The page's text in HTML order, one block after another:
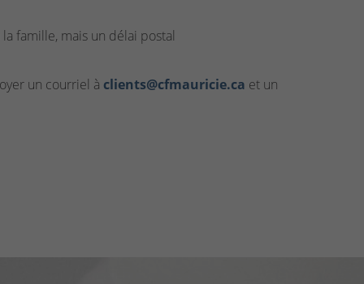
famille, mais un délai postal
un courriel à clients@cfmauricie.ca et un